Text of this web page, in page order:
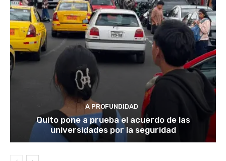
A PROFUNDIDAD
Quito pone a prueba el acuerdo de las
universidades por la seguridad